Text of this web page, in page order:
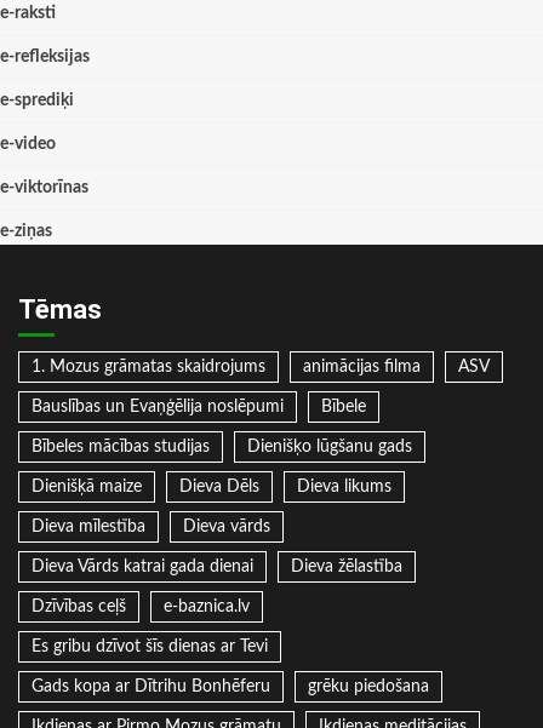
e-raksti
e-refleksijas
e-sprediķi
e-video
e-viktorīnas
e-ziņas
Tēmas
1. Mozus grāmatas skaidrojums animācijas filma ASV
Bauslības un Evaņģēlija noslēpumi Bībele
Bībeles mācības studijas Dienišķo lūgšanu gads
Dienišķā maize Dieva Dēls Dieva likums
Dieva mīlestība Dieva vārds
Dieva Vārds katrai gada dienai Dieva žēlastība
Dzīvības ceļš e-baznica.lv
Es gribu dzīvot šīs dienas ar Tevi
Gads kopa ar Dītrihu Bonhēferu grēku piedošana